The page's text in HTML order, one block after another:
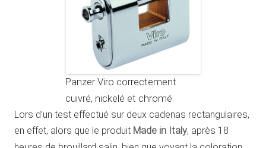
Panzer Viro correctement
cuivré, nickelé et chromé.
Lors d’un test effectué sur deux cadenas rectangulaires,
en effet, alors que le produit Made in Italy, après 18